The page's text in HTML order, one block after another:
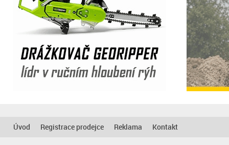
Úvod Registrace prodejce Reklama Kontakt